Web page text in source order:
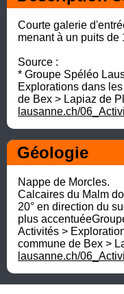
Courte galerie
menant à un puits de
Source :
* Groupe Spéléo
Explorations dans
de Bex > Lapiaz de
lausanne.ch/
Géologie
Nappe de Morcles.
Calcaires du Malm
20° en direction du
plus
Activités >
commune de Bex >
lausanne.ch/